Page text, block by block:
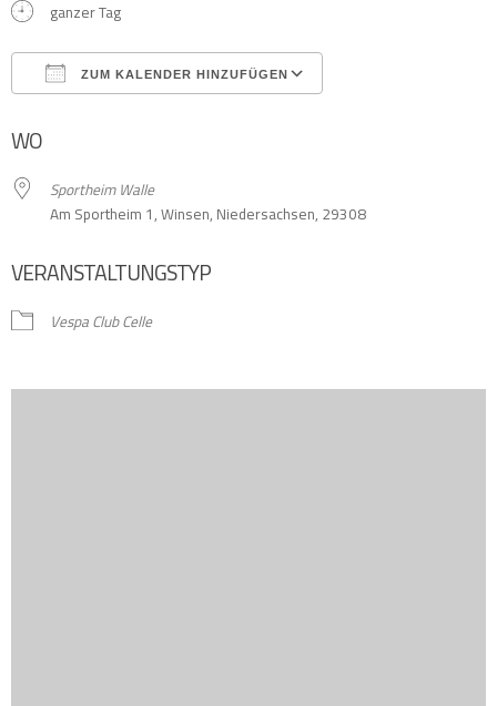
ganzer Tag
ZUM KALENDER HINZUFÜGEN
WO
Sportheim Walle
Am Sportheim 1, Winsen, Niedersachsen, 29308
VERANSTALTUNGSTYP
Vespa Club Celle